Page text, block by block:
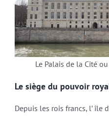
Le Palais de la Cité
Le siège du pouvoir
Depuis les rois francs, l’ île